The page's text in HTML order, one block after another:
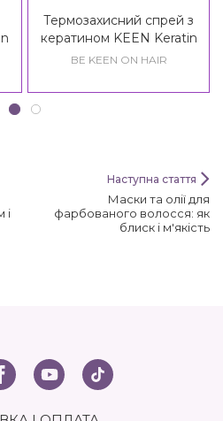
Термозахисний спрей з
кератином KEEN Keratin
Thermo Protection Spray
BE KEEN ON HAIR
і
Наступна стаття
Маски та олії для
фарбованого волосся: як
блиск і м'якість